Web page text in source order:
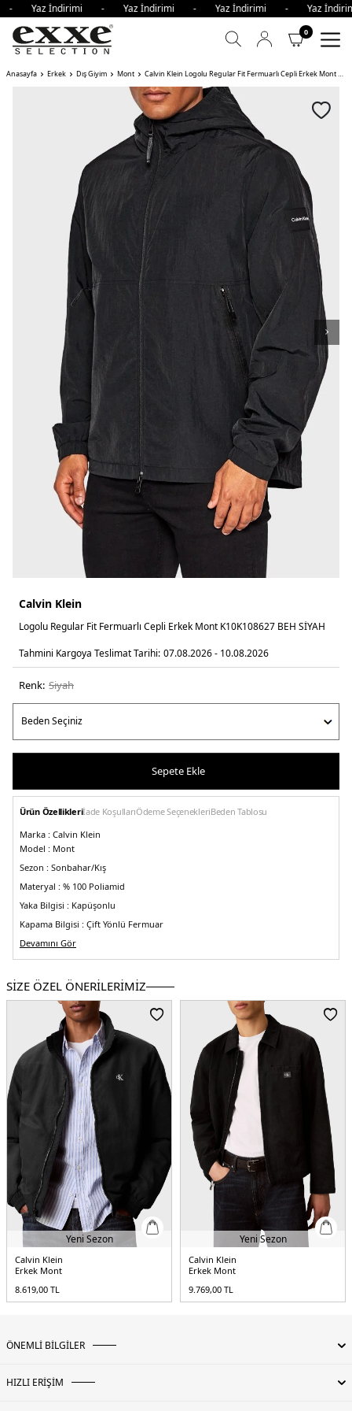
Yaz İndirimi - Yaz İndirimi - Yaz İndirimi - Yaz
0
Anasayfa Erkek Dış Giyim Mont Calvin Klein Logolu Regular Fit Fermuarlı Cepli Erkek Mont BEH
Calvin Klein
Logolu Regular Fit Fermuarlı Cepli Erkek Mont K10K108627 BEH SİYAH
Tahmini Kargoya Teslimat Tarihi: 07.08.2026 - 10.08.2026
Renk: si̇yah
Sepete Ekle
Ürün Özellikleriİade KoşullarıÖdeme SeçenekleriBeden Tablosu
Marka : Calvin Klein
Model : Mont
Sezon : Sonbahar/Kış
Materyal : % 100 Poliamid
Yaka Bilgisi : Kapüşonlu
Kapama Bilgisi : Çift Yönlü Fermuar
Kol Bilgisi :Uzun Kol
Cep Bilgisi :Cepli
Kalıp Bilgisi :Regular Fit
Üretim Yeri :Çin
5DE1K10K108627BEH.07
Devamını Gör
SİZE ÖZEL ÖNERİLERİMİZ
Yeni Sezon
Calvin Klein
Erkek Mont
8.619,00 TL
Yeni Sezon
Calvin Klein
Erkek Mont
9.769,00 TL
ÖNEMLİ BİLGİLER
HIZLI ERİŞİM